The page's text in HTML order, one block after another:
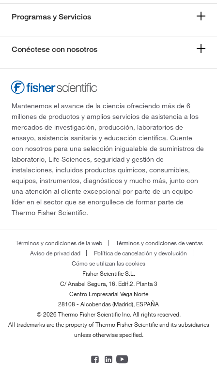
Programas y Servicios
Conéctese con nosotros
Mantenemos el avance de la ciencia ofreciendo más de 6
millones de productos y amplios servicios de asistencia a los
mercados de investigación, producción, laboratorios de
ensayo, asistencia sanitaria y educación científica. Cuente
con nosotros para una selección inigualable de suministros de
laboratorio, Life Sciences, seguridad y gestión de
instalaciones, incluidos productos químicos, consumibles,
equipos, instrumentos, diagnósticos y mucho más, junto con
una atención al cliente excepcional por parte de un equipo
líder en el sector que se enorgullece de formar parte de
Thermo Fisher Scientific.
Términos y condiciones de la web
Términos y condiciones de ventas
Aviso de privacidad
Política de cancelación y devolución
Cómo se utilizan las cookies
Fisher Scientific S.L.
C/ Anabel Segura, 16. Edif.2. Planta 3
Centro Empresarial Vega Norte
28108 - Alcobendas (Madrid), ESPAÑA
© 2026 Thermo Fisher Scientific Inc. All rights reserved.
All trademarks are the property of Thermo Fisher Scientific and its subsidiaries
unless otherwise specified.